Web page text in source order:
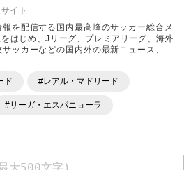
イト
を配信する国内最高峰のサッカー総合メ
はじめ、Jリーグ、プレミアリーグ、海外
サッカーなどの国内外の最新ニュース、コ
」「YouTube」「TikTok」など、
ド #レアル・マドリード
#リーガ・エスパニョーラ